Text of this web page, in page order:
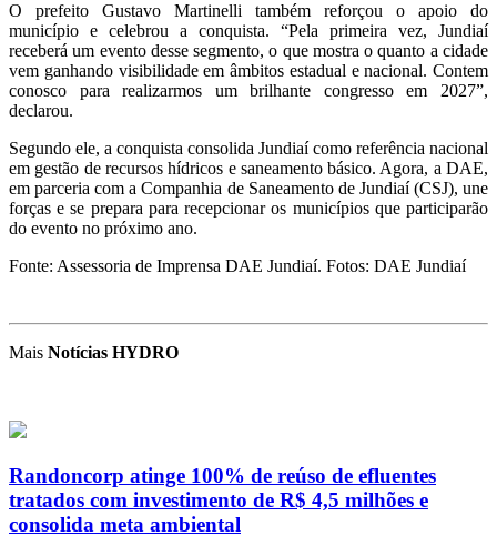
O prefeito Gustavo Martinelli também reforçou o apoio do
município e celebrou a conquista. “Pela primeira vez, Jundiaí
receberá um evento desse segmento, o que mostra o quanto a cidade
vem ganhando visibilidade em âmbitos estadual e nacional. Contem
conosco para realizarmos um brilhante congresso em 2027”,
declarou.
Segundo ele, a conquista consolida Jundiaí como referência nacional
em gestão de recursos hídricos e saneamento básico. Agora, a DAE,
em parceria com a Companhia de Saneamento de Jundiaí (CSJ), une
forças e se prepara para recepcionar os municípios que participarão
do evento no próximo ano.
Fonte: Assessoria de Imprensa DAE Jundiaí. Fotos: DAE Jundiaí
Mais Notícias HYDRO
Randoncorp atinge 100% de reúso de efluentes
tratados com investimento de R$ 4,5 milhões e
consolida meta ambiental